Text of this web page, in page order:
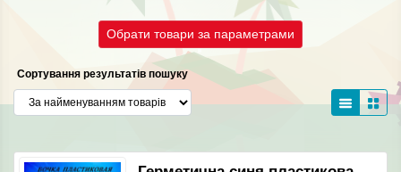
Обрати товари за параметрами
Сортування результатів пошуку